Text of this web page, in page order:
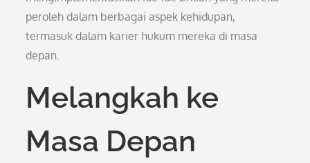
peroleh dalam berbagai aspek kehidupan,
termasuk dalam karier hukum mereka di masa
depan.
Melangkah ke
Masa Depan